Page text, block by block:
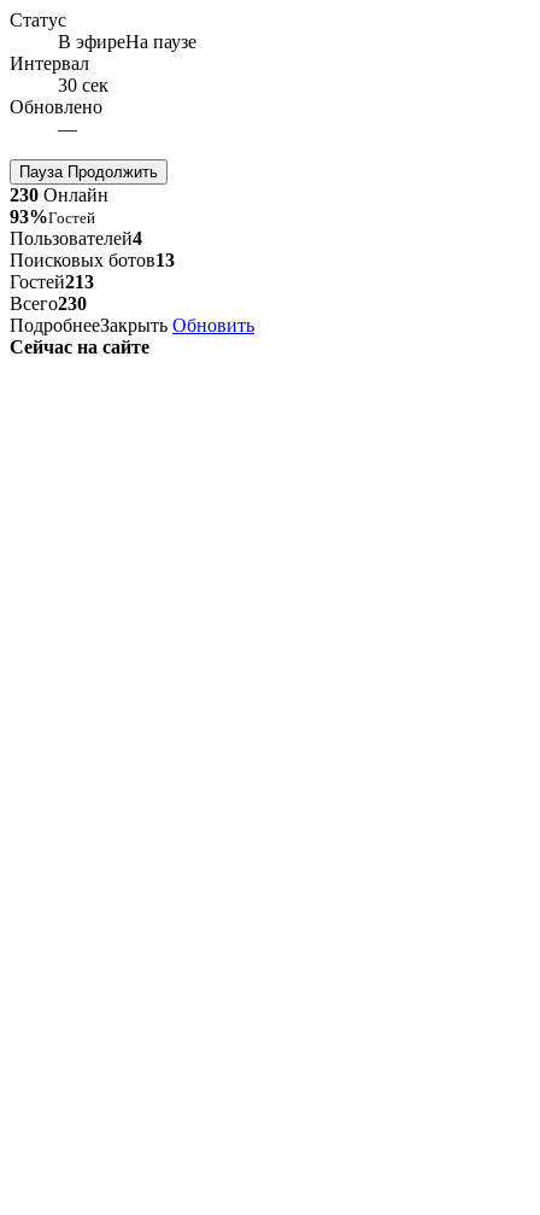
Статус
В эфиреНа паузе
Интервал
30 сек
Обновлено
—
ПаузаПродолжить
230 Онлайн
93%Гостей
Пользователей4
Поисковых ботов13
Гостей213
Всего230
ПодробнееЗакрыть Обновить
Сейчас на сайте